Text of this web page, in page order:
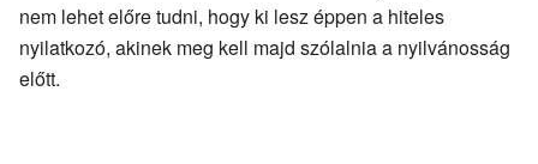
nem lehet előre tudni, hogy ki lesz éppen a hiteles
nyilatkozó, akinek meg kell majd szólalnia a nyilvánosság
előtt.